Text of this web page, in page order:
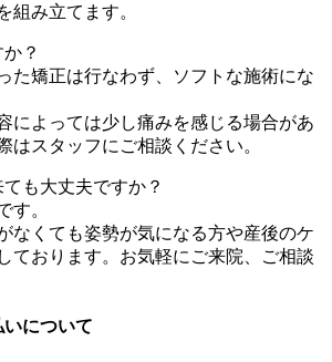
組み立てます。
？
た矯正は行なわず、ソフトな施術にな
によっては少し痛みを感じる場合があ
はスタッフにご相談ください。
も大丈夫ですか？
す。
なくても姿勢が気になる方や産後のケ
ております。お気軽にご来院、ご相談
について